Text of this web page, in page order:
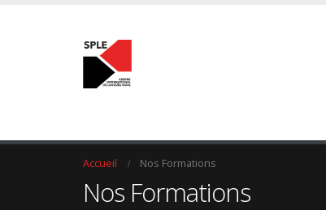
Accueil Nos Formations
Nos Formations